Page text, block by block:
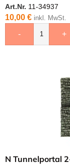
Art.Nr. 11-34937
10,00 € inkl. MwSt.
- +
N Tunnelportal